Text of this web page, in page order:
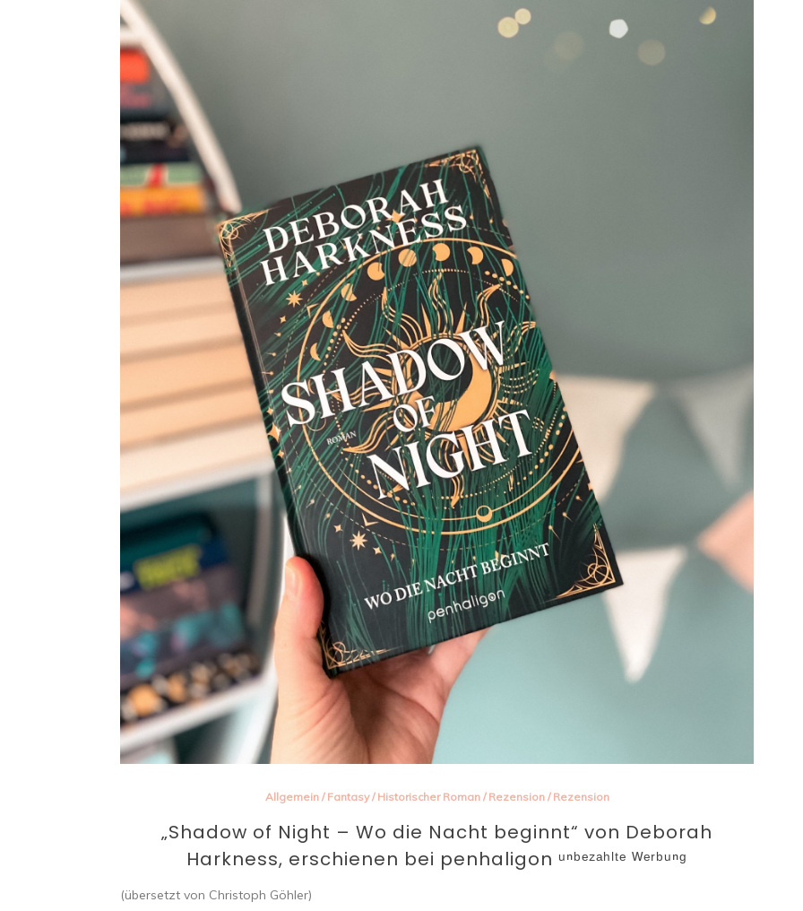
Allgemein/ Fantasy/ Historischer Roman/ Rezension/ Rezension
„Shadow of Night – Wo die Nacht beginnt“ von Deborah
Harkness, erschienen bei penhaligon ᵘⁿᵇᵉᶻᵃʰˡᵗᵉ ᵂᵉʳᵇᵘⁿᵍ
(übersetzt von Christoph Göhler)